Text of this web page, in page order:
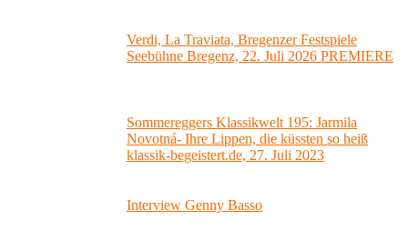
Verdi, La Traviata, Bregenzer Festspiele
Seebühne Bregenz, 22. Juli 2026 PREMIERE
Sommereggers Klassikwelt 195: Jarmila
Novotná- Ihre Lippen, die küssten so heiß
klassik-begeistert.de, 27. Juli 2023
Interview Genny Basso